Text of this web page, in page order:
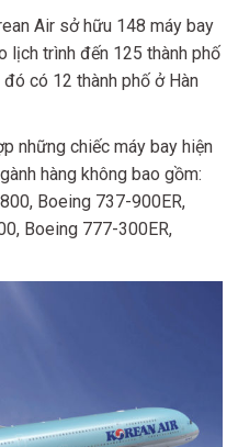
Air sở hữu 148 máy bay
lịch trình đến 125 thành phố
có 12 thành phố ở Hàn
những chiếc máy bay hiện
hàng không bao gồm:
Boeing 737-900ER,
Boeing 777-300ER,